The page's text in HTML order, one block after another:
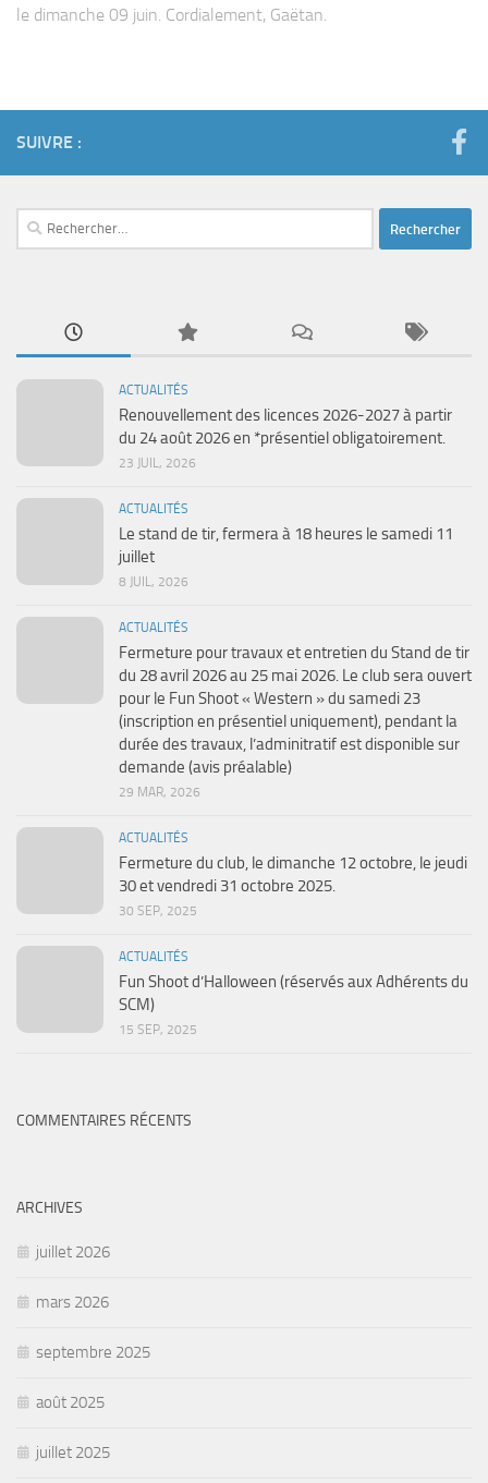
le dimanche 09 juin. Cordialement, Gaëtan.
SUIVRE :
Rechercher :
ACTUALITÉS
Renouvellement des licences 2026-2027 à partir
du 24 août 2026 en *présentiel obligatoirement.
23 JUIL, 2026
ACTUALITÉS
Le stand de tir, fermera à 18 heures le samedi 11
juillet
8 JUIL, 2026
ACTUALITÉS
Fermeture pour travaux et entretien du Stand de tir
du 28 avril 2026 au 25 mai 2026. Le club sera ouvert
pour le Fun Shoot « Western » du samedi 23
(inscription en présentiel uniquement), pendant la
durée des travaux, l’adminitratif est disponible sur
demande (avis préalable)
29 MAR, 2026
ACTUALITÉS
Fermeture du club, le dimanche 12 octobre, le jeudi
30 et vendredi 31 octobre 2025.
30 SEP, 2025
ACTUALITÉS
Fun Shoot d’Halloween (réservés aux Adhérents du
SCM)
15 SEP, 2025
COMMENTAIRES RÉCENTS
ARCHIVES
juillet 2026
mars 2026
septembre 2025
août 2025
juillet 2025